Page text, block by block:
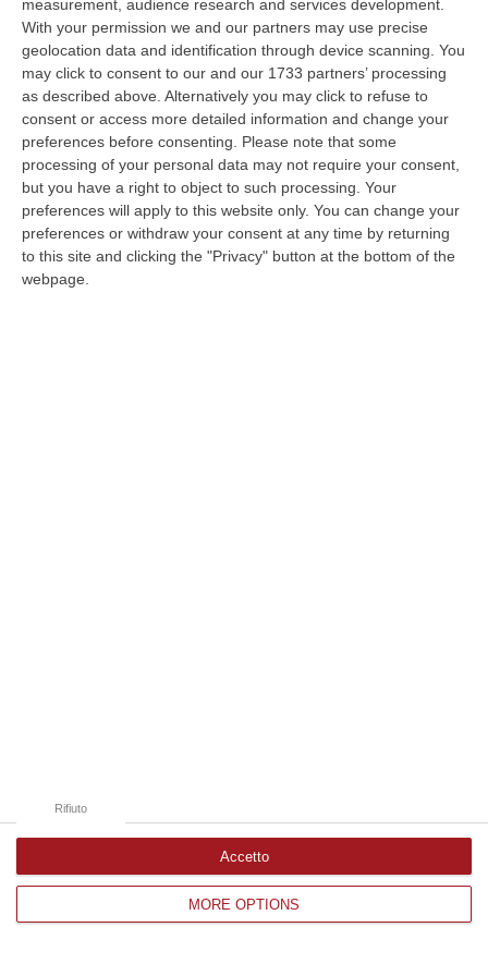
measurement, audience research and services development.
With your permission we and our partners may use precise
geolocation data and identification through device scanning. You
may click to consent to our and our 1733 partners’ processing
as described above. Alternatively you may click to refuse to
consent or access more detailed information and change your
preferences before consenting. Please note that some
processing of your personal data may not require your consent,
but you have a right to object to such processing. Your
preferences will apply to this website only. You can change your
preferences or withdraw your consent at any time by returning
to this site and clicking the "Privacy" button at the bottom of the
webpage.
MORE OPTIONS
Rifiuto
Accetto
Vinitaly A Reggio, Caligiuri: «Una Calabria Straordinaria Che
Merita Di Essere Rappresentata Nel Modo Giusto»
“REGGIO CALABRIA Due giorni di vino, storia ed esposizioni delle
eccellenze calabresi. Tutto in «un territorio che è meraviglioso, sul
lungo…
09 Agosto, 10:12
Rissa Tra Tifosi Durante Real Polistena-Sinopolese, Emessi Due
Daspo
“La polizia ha notificato due provvedimenti di daspo, emessi dalla
Questura di Reggio Calabria a fine luglio, nei confronti di tifosi ritenu…
Corriere delle Calabria è una testata giornalistica di News&Com S.r.l